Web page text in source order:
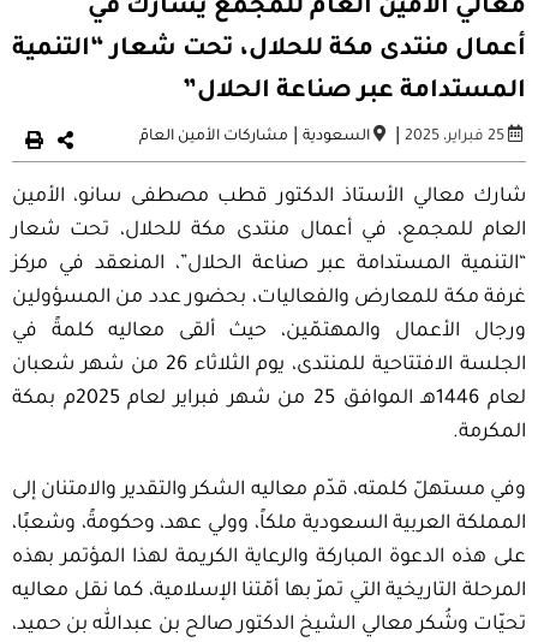
معالي الأمين العام للمجمع يشارك في
أعمال منتدى مكة للحلال، تحت شعار “التنمية
المستدامة عبر صناعة الحلال”
25 فبراير، 2025 | السعودية| مشاركات الأمين العامّ
شارك معالي الأستاذ الدكتور قطب مصطفى سانو، الأمين
العام للمجمع، في أعمال منتدى مكة للحلال، تحت شعار
“التنمية المستدامة عبر صناعة الحلال”، المنعقد في مركز
غرفة مكة للمعارض والفعاليات، بحضور عدد من المسؤولين
ورجال الأعمال والمهتمّين، حيث ألقى معاليه كلمةً في
الجلسة الافتتاحية للمنتدى، يوم الثلاثاء 26 من شهر شعبان
لعام 1446هـ الموافق 25 من شهر فبراير لعام 2025م بمكة
المكرمة.
وفي مستهلّ كلمته، قدّم معاليه الشكر والتقدير والامتنان إلى
المملكة العربية السعودية ملكاً، وولي عهد، وحكومةً، وشعبًا،
على هذه الدعوة المباركة والرعاية الكريمة لهذا المؤتمر بهذه
المرحلة التاريخية التي تمرّ بها أمّتنا الإسلامية، كما نقل معاليه
تحيّات وشُكر معالي الشيخ الدكتور صالح بن عبدالله بن حميد،